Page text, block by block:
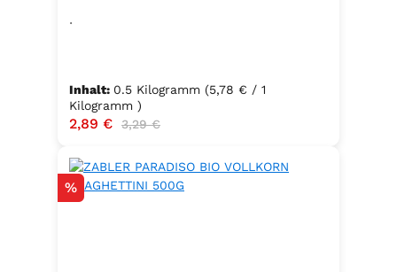
.
Inhalt: 0.5 Kilogramm (5,78 € / 1
Kilogramm )
Verkaufspreis:
2,89 € Regulärer Preis:
3,29 €
Rabatt
%